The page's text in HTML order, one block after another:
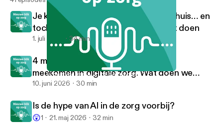
Is de hype van AI in de zorg voorbij?
Nieuwe blik op zorg
Je krijgt alles uitgelegd in het ziekenhuis… en
toch weet je daarna niet wat je moet doen
1. juli 2026 34 min
4 miljoen Nederlanders kunnen niet
meekomen in digitale zorg. Wat doen we
daaraan?
10. juni 2026 30 min
Is de hype van AI in de zorg voorbij?
😲1 21. maj 2026 32 min